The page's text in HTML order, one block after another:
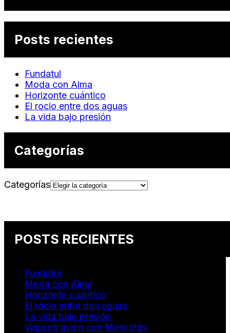
Posts recientes
Fundatul
Moda con Alma
Horizonte cuántico
El rocio entre dos aguas
La vida bajo presión
Categorías
Categorías
POSTS RECIENTES
Fundatul
Moda con Alma
Horizonte cuántico
El rocio entre dos aguas
La vida bajo presión
Viaja en avión con Mascotas